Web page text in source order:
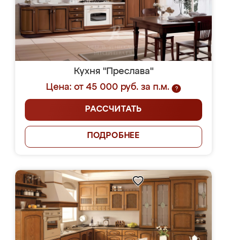
Кухня "Преслава"
Цена: от 45 000 руб. за п.м.
?
РАССЧИТАТЬ
ПОДРОБНЕЕ